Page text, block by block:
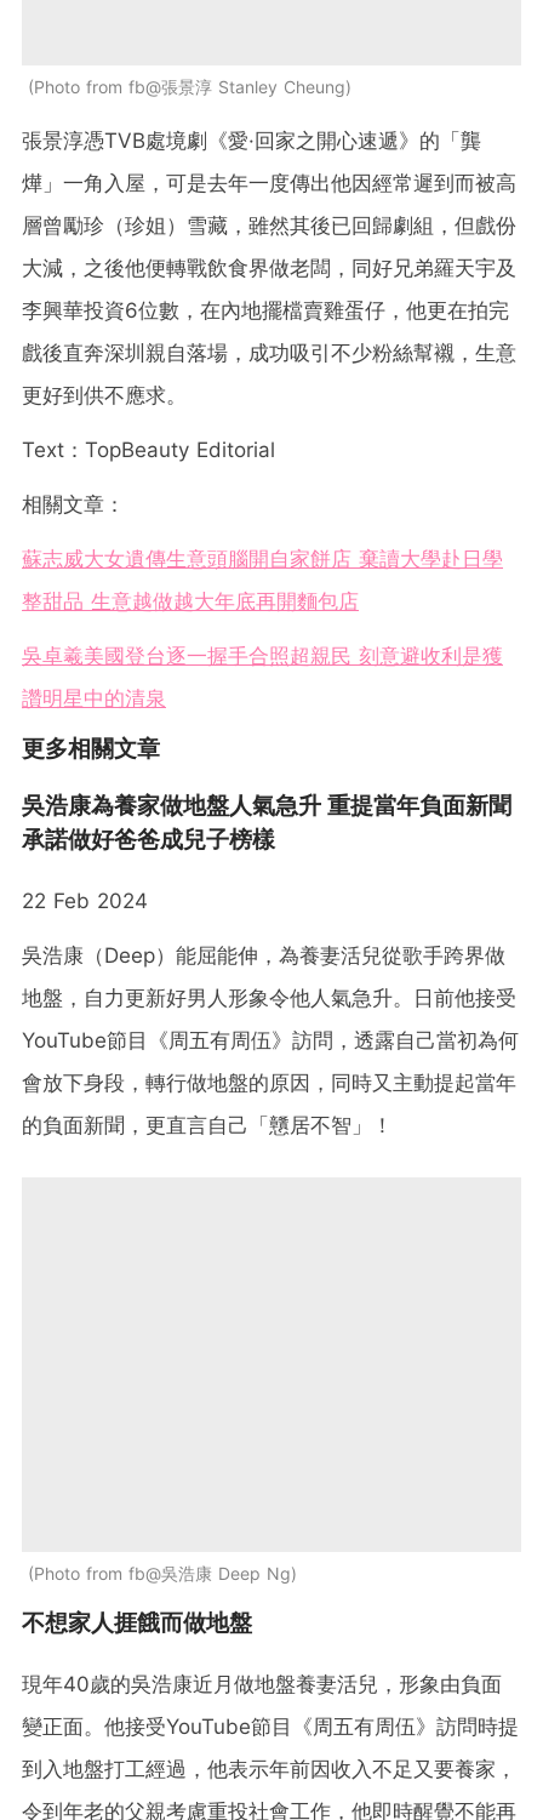
Photo from fb@張景淳 Stanley Cheung
張景淳憑TVB處境劇《愛·回家之開心速遞》的「龔
燁」一角入屋，可是去年一度傳出他因經常遲到而被高
層曾勵珍（珍姐）雪藏，雖然其後已回歸劇組，但戲份
大減，之後他便轉戰飲食界做老闆，同好兄弟羅天宇及
李興華投資6位數，在內地擺檔賣雞蛋仔，他更在拍完
戲後直奔深圳親自落場，成功吸引不少粉絲幫襯，生意
更好到供不應求。
Text：TopBeauty Editorial
相關文章：
蘇志威大女遺傳生意頭腦開自家餅店 棄讀大學赴日學
整甜品 生意越做越大年底再開麵包店
吳卓羲美國登台逐一握手合照超親民 刻意避收利是獲
讚明星中的清泉
更多相關文章
吳浩康為養家做地盤人氣急升 重提當年負面新聞
承諾做好爸爸成兒子榜樣
22 Feb 2024
吳浩康（Deep）能屈能伸，為養妻活兒從歌手跨界做
地盤，自力更新好男人形象令他人氣急升。日前他接受
YouTube節目《周五有周伍》訪問，透露自己當初為何
會放下身段，轉行做地盤的原因，同時又主動提起當年
的負面新聞，更直言自己「戇居不智」！
Photo from fb@吳浩康 Deep Ng
不想家人捱餓而做地盤
現年40歲的吳浩康近月做地盤養妻活兒，形象由負面
變正面。他接受YouTube節目《周五有周伍》訪問時提
到入地盤打工經過，他表示年前因收入不足又要養家，
令到年老的父親考慮重投社會工作，他即時醒覺不能再